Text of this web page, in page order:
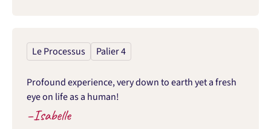
Le Processus Palier 4
Profound experience, very down to earth yet a fresh
eye on life as a human!
–Isabelle